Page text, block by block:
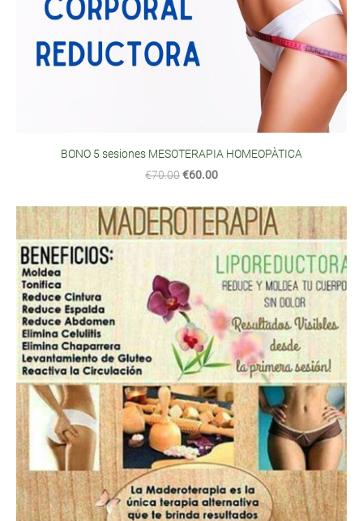
BONO 5 sesiones MESOTERAPIA HOMEOPÀTICA
€70.00€60.00